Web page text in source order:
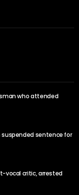
who attended
sentence for
vocal critic, arrested